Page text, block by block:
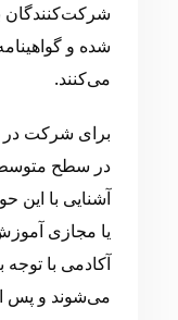
شرکت‌کنندگان
شده و
می‌کنند.
برای شرکت در
در سطح
آشنایی با این
یا مجازی
آکادمی با توجه
می‌شوند و پس